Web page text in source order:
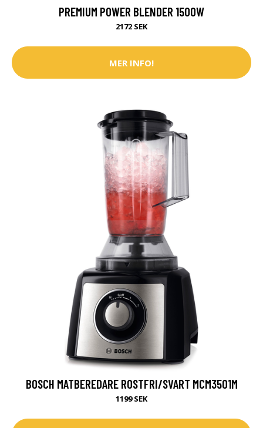
PREMIUM POWER BLENDER 1500W
2172 SEK
MER INFO!
BOSCH MATBEREDARE ROSTFRI/SVART MCM3501M
1199 SEK